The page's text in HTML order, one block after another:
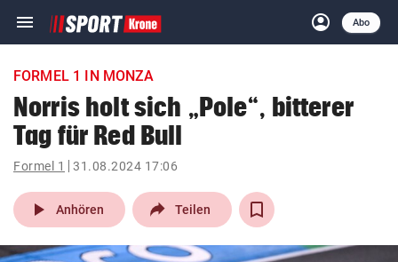
menu Navigation
ein-/ausklappen
account_circle
Anmelden
Abo
close Schließen
account_circle Anmelden
pin_drop
Wien arrow_right
bookmark
FORMEL 1 IN MONZA
Norris holt sich „Pole“, bitterer
Tag für Red Bull
Formel 1 31.08.2024 17:06
play_arrow Anhören Teilen